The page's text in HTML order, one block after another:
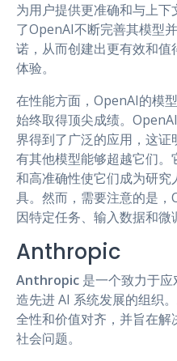
为用户提供更准确和与上
了OpenAI不断完善其模型
诺，从而创建出更有效和
体验。
在性能方面，OpenAI的模
始终取得顶尖成绩。
界得到了广泛的应用，这
有其他模型能够超越它们
和高准确性使它们成为研
具。然而，需要注意的是
因特定任务、输入数据和微
Anthropic
Anthropic 是一个致力于
造先进 AI 系统发展的组织
全性和价值对齐，并旨在
社会问题。